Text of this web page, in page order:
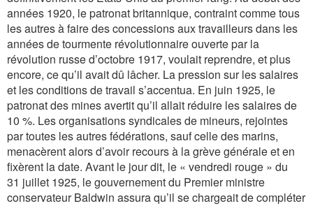
années 1920, le patronat britannique, contraint comme tous
les autres à faire des concessions aux travailleurs dans les
années de tourmente révolutionnaire ouverte par la
révolution russe d’octobre 1917, voulait reprendre, et plus
encore, ce qu’il avait dû lâcher. La pression sur les salaires
et les conditions de travail s’accentua. En juin 1925, le
patronat des mines avertit qu’il allait réduire les salaires de
10 %. Les organisations syndicales de mineurs, rejointes
par toutes les autres fédérations, sauf celle des marins,
menacèrent alors d’avoir recours à la grève générale et en
fixèrent la date. Avant le jour dit, le « vendredi rouge » du
31 juillet 1925, le gouvernement du Premier ministre
conservateur Baldwin assura qu’il se chargeait de compléter